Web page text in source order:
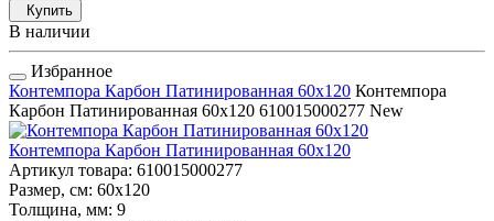
Купить
В наличии
Избранное
Контемпора Карбон Патинированная 60x120 Контемпора
Карбон Патинированная 60x120 610015000277 New
Контемпора Карбон Патинированная 60x120
Артикул товара: 610015000277
Размер, см: 60x120
Толщина, мм: 9